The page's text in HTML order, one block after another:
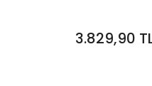
3.829,90